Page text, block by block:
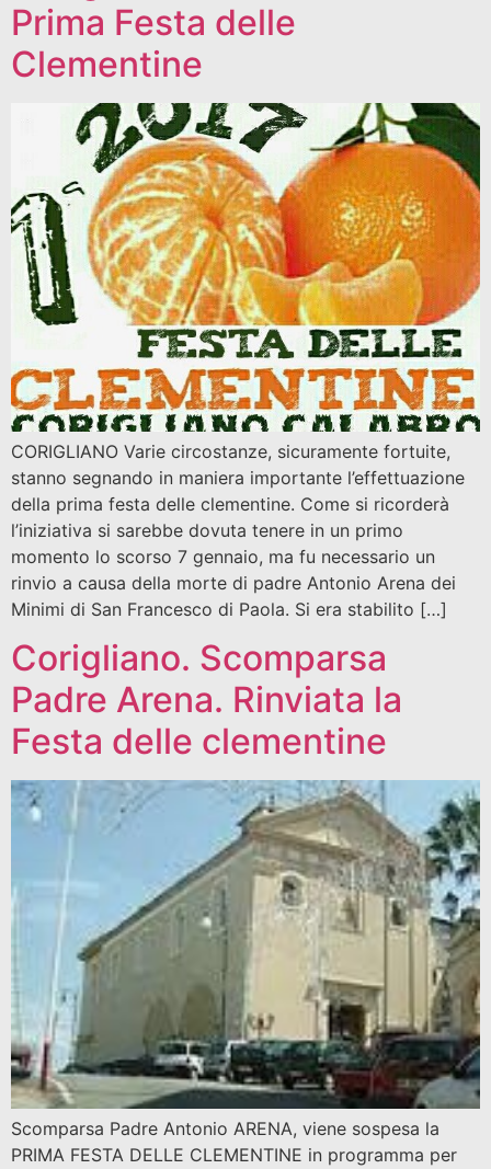
Prima Festa delle
Clementine
CORIGLIANO Varie circostanze, sicuramente fortuite,
stanno segnando in maniera importante l’effettuazione
della prima festa delle clementine. Come si ricorderà
l’iniziativa si sarebbe dovuta tenere in un primo
momento lo scorso 7 gennaio, ma fu necessario un
rinvio a causa della morte di padre Antonio Arena dei
Minimi di San Francesco di Paola. Si era stabilito […]
Corigliano. Scomparsa
Padre Arena. Rinviata la
Festa delle clementine
Scomparsa Padre Antonio ARENA, viene sospesa la
PRIMA FESTA DELLE CLEMENTINE in programma per